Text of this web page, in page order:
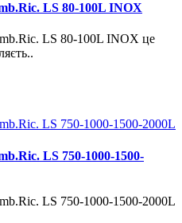
LS 80-100L INOX
LS 80-100L INOX це
LS 750-1000-1500-
LS 750-1000-1500-2000L